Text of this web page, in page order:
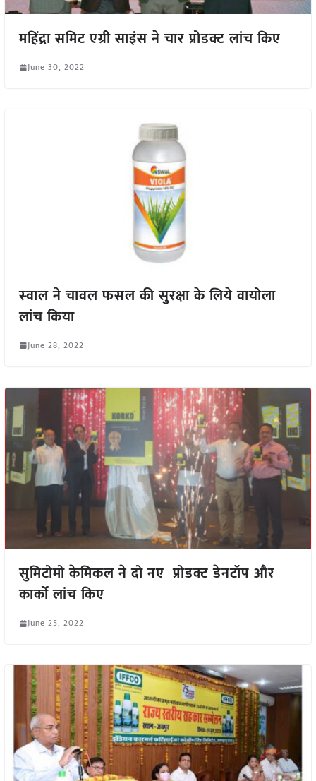
महिंद्रा समिट एग्री साइंस ने चार प्रोडक्ट लांच किए
June 30, 2022
स्‍वाल ने चावल फसल की सुर‍क्षा के लिये वायोला
लांच किया
June 28, 2022
सुमिटोमो केमिकल ने दो नए प्रोडक्ट डेनटॉप और
कार्को लांच किए
June 25, 2022